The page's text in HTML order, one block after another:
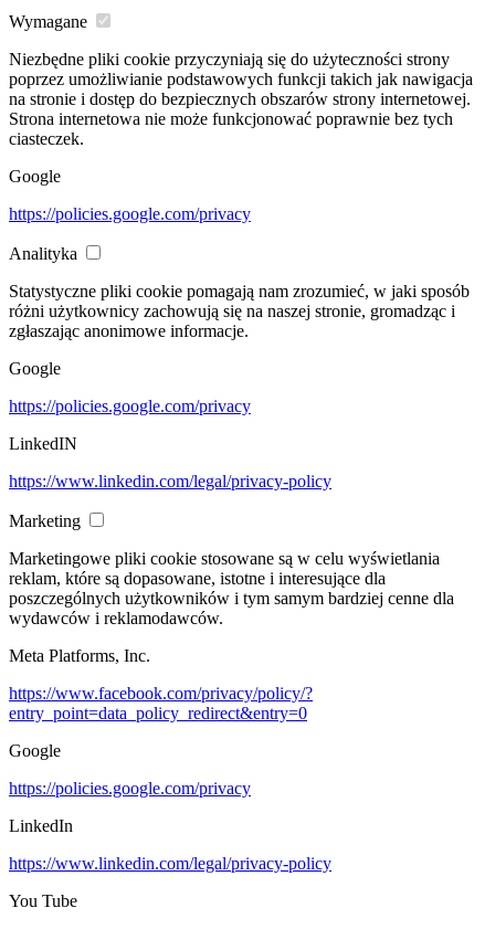
Wymagane
Niezbędne pliki cookie przyczyniają się do użyteczności strony
poprzez umożliwianie podstawowych funkcji takich jak nawigacja
na stronie i dostęp do bezpiecznych obszarów strony internetowej.
Strona internetowa nie może funkcjonować poprawnie bez tych
ciasteczek.
Google
https://policies.google.com/privacy
Analityka
Statystyczne pliki cookie pomagają nam zrozumieć, w jaki sposób
różni użytkownicy zachowują się na naszej stronie, gromadząc i
zgłaszając anonimowe informacje.
Google
https://policies.google.com/privacy
LinkedIN
https://www.linkedin.com/legal/privacy-policy
Marketing
Marketingowe pliki cookie stosowane są w celu wyświetlania
reklam, które są dopasowane, istotne i interesujące dla
poszczególnych użytkowników i tym samym bardziej cenne dla
wydawców i reklamodawców.
Meta Platforms, Inc.
https://www.facebook.com/privacy/policy/?
entry_point=data_policy_redirect&entry=0
Google
https://policies.google.com/privacy
LinkedIn
https://www.linkedin.com/legal/privacy-policy
You Tube